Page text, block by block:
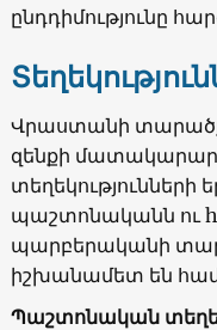
ընդդիմությունը
Վրաստանի
զենքի
տեղեկությունների
պաշտոնականն ու
պարբերականի
իշխանամետ են
Պաշտոնական